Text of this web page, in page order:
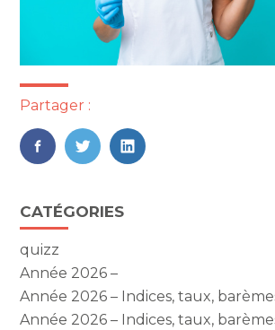
Partager :
FaceBook
TwitterLinkedIn
Blog
sidebar
CATÉGORIES
quizz
Année 2026 –
Année 2026 – Indices, taux,
Année 2026 – Indices, taux,